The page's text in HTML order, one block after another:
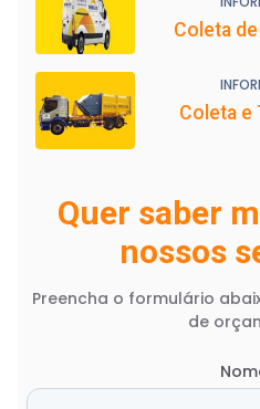
Coleta
Coleta e
Quer saber
nossos
Preencha o formulário
de